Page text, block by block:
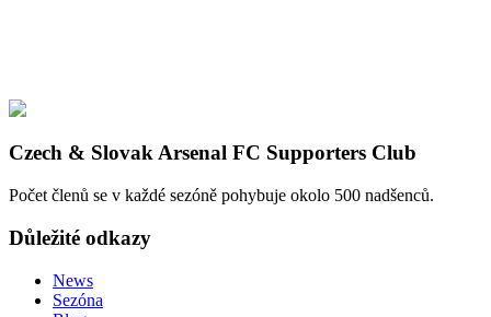
Czech & Slovak Arsenal FC Supporters Club
Počet členů se v každé sezóně pohybuje okolo 500 nadšenců.
Důležité odkazy
News
Sezóna